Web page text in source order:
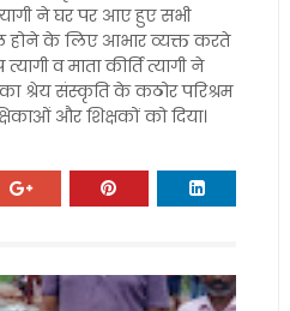
ने घर पर आए हुए सभी
के लिए आभार व्यक्त करते
व माता कीर्ति त्यागी ने
श्रेय संस्कृति के कठोर परिश्रम
और शिक्षकों को दिया।